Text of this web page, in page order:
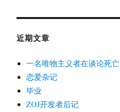
近期文章
一名唯物主义者在谈论死亡
恋爱杂记
毕业
ZOJ开发者后记